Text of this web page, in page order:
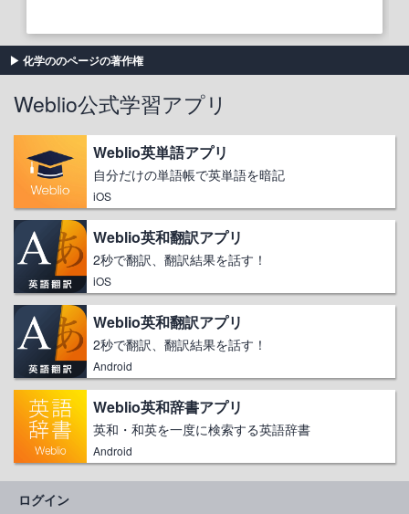
化学ののページの著作権
Weblio公式学習アプリ
Weblio英単語アプリ
自分だけの単語帳で英単語を暗記
iOS
Weblio英和翻訳アプリ
2秒で翻訳、翻訳結果を話す！
iOS
Weblio英和翻訳アプリ
2秒で翻訳、翻訳結果を話す！
Android
Weblio英和辞書アプリ
英和・和英を一度に検索する英語辞書
Android
ログイン